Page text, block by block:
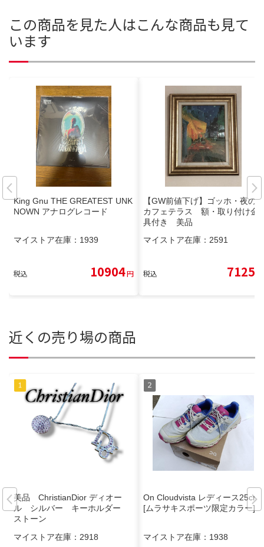
この商品を見た人はこんな商品も見て
います
King Gnu THE GREATEST UNK
NOWN アナログレコード
マイストア在庫： 1939
税込 10904円
【GW前値下げ】ゴッホ・夜の
カフェテラス 額・取り付け金
具付き 美品
マイストア在庫： 2591
税込 7125
近くの売り場の商品
美品 ChristianDior ディオー
ル シルバー キーホルダー
ストーン
マイストア在庫： 2918
On Cloudvista レディース25cm
[ムラサキスポーツ限定カラー]
マイストア在庫： 1938